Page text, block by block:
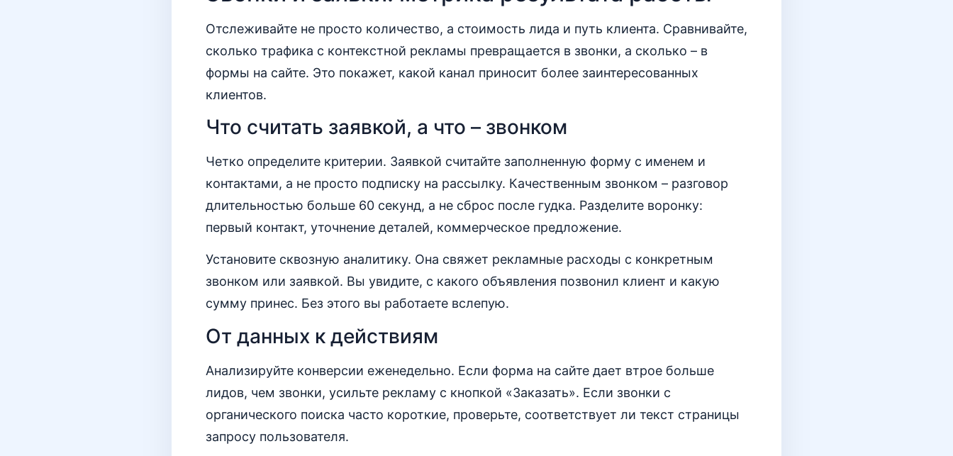
Отслеживайте не просто количество, а стоимость лида и путь клиента. Сравнивайте,
сколько трафика с контекстной рекламы превращается в звонки, а сколько – в
формы на сайте. Это покажет, какой канал приносит более заинтересованных
клиентов.
Что считать заявкой, а что – звонком
Четко определите критерии. Заявкой считайте заполненную форму с именем и
контактами, а не просто подписку на рассылку. Качественным звонком – разговор
длительностью больше 60 секунд, а не сброс после гудка. Разделите воронку:
первый контакт, уточнение деталей, коммерческое предложение.
Установите сквозную аналитику. Она свяжет рекламные расходы с конкретным
звонком или заявкой. Вы увидите, с какого объявления позвонил клиент и какую
сумму принес. Без этого вы работаете вслепую.
От данных к действиям
Анализируйте конверсии еженедельно. Если форма на сайте дает втрое больше
лидов, чем звонки, усильте рекламу с кнопкой «Заказать». Если звонки с
органического поиска часто короткие, проверьте, соответствует ли текст страницы
запросу пользователя.